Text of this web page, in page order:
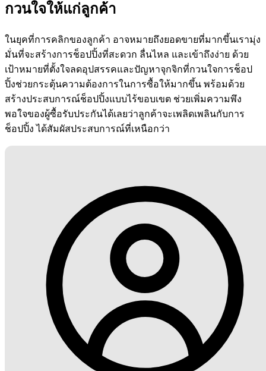
กวนใจให้แก่ลูกค้า
ในยุคที่การคลิกของลูกค้า อาจหมายถึงยอดขายที่มากขึ้นเรามุ่ง
มั่นที่จะสร้างการช็อปปิ้งที่สะดวก ลื่นไหล และเข้าถึงง่าย ด้วย
เป้าหมายที่ตั้งใจลดอุปสรรคและปัญหาจุกจิกที่กวนใจการช็อป
ปิ้งช่วยกระตุ้นความต้องการในการซื้อให้มากขึ้น พร้อมด้วย
สร้างประสบการณ์ช็อปปิ้งแบบไร้ขอบเขต ช่วยเพิ่มความพึง
พอใจของผู้ซื้อรับประกันได้เลยว่าลูกค้าจะเพลิดเพลินกับการ
ช็อปปิ้ง ได้สัมผัสประสบการณ์ที่เหนือกว่า